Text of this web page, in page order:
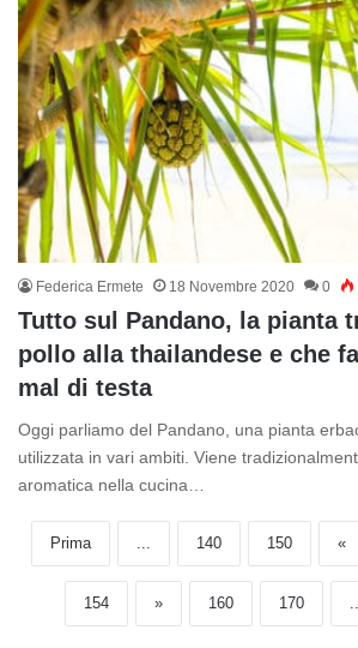
Federica Ermete 18 Novembre 2020 0
Tutto sul Pandano, la pianta
pollo alla thailandese e che
mal di testa
Oggi parliamo del Pandano, una pianta
utilizzata in vari ambiti. Viene
aromatica nella cucina…
Prima 140 150 «
154 » 160 170